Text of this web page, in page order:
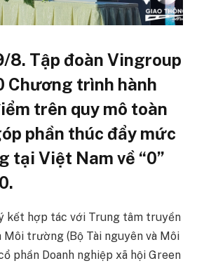
8. Tập đoàn Vingroup
Chương trình hành
trên quy mô toàn
phần thúc đẩy mức
tại Việt Nam về “0”
kết hợp tác với Trung tâm truyền
Môi trường (Bộ Tài nguyên và Môi
phần Doanh nghiệp xã hội Green